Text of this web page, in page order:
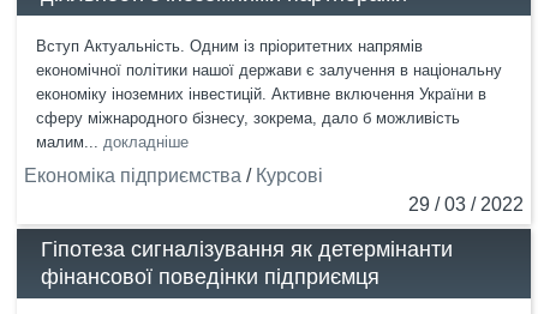
Вступ Актуальність. Одним із пріоритетних напрямів
економічної політики нашої держави є залучення в національну
економіку іноземних інвестицій. Активне включення України в
сферу міжнародного бізнесу, зокрема, дало б можливість
малим... докладніше
Економіка підприємства / Курсові
29 / 03 / 2022
Гіпотеза сигналізування як детермінанти
фінансової поведінки підприємця